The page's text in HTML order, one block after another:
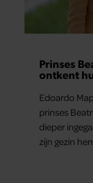
Prinses
ontkent
Edoardo
prinses
dieper
zijn gezin